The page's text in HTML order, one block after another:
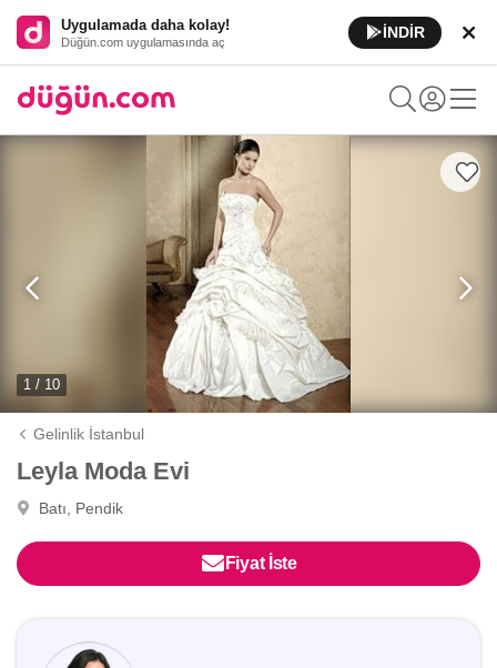
Uygulamada daha kolay!
Düğün.com uygulamasında aç
İNDİR
1 / 10
Gelinlik İstanbul
Leyla Moda Evi
Batı, Pendik
Fiyat İste